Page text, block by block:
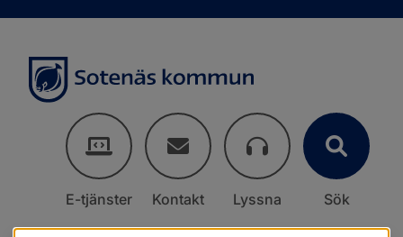
E-tjänster Kontakt Lyssna Sök